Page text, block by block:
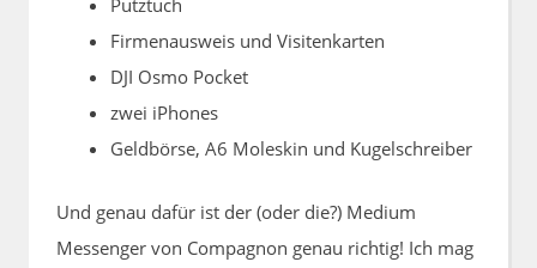
Putztuch
Firmenausweis und Visitenkarten
DJI Osmo Pocket
zwei iPhones
Geldbörse, A6 Moleskin und Kugelschreiber
Und genau dafür ist der (oder die?) Medium
Messenger von Compagnon genau richtig! Ich mag